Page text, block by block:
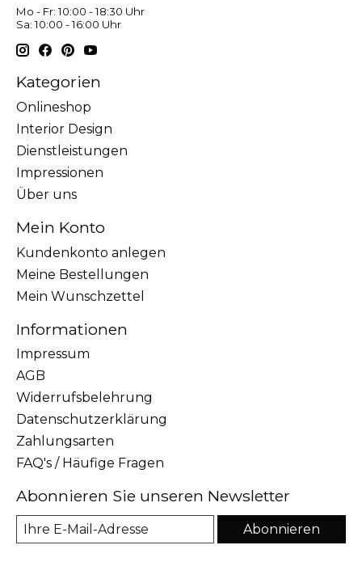
Mo - Fr: 10:00 - 18:30 Uhr
Sa: 10:00 - 16:00 Uhr
Kategorien
Onlineshop
Interior Design
Dienstleistungen
Impressionen
Über uns
Mein Konto
Kundenkonto anlegen
Meine Bestellungen
Mein Wunschzettel
Informationen
Impressum
AGB
Widerrufsbelehrung
Datenschutzerklärung
Zahlungsarten
FAQ's / Häufige Fragen
Abonnieren Sie unseren Newsletter
Abonnieren